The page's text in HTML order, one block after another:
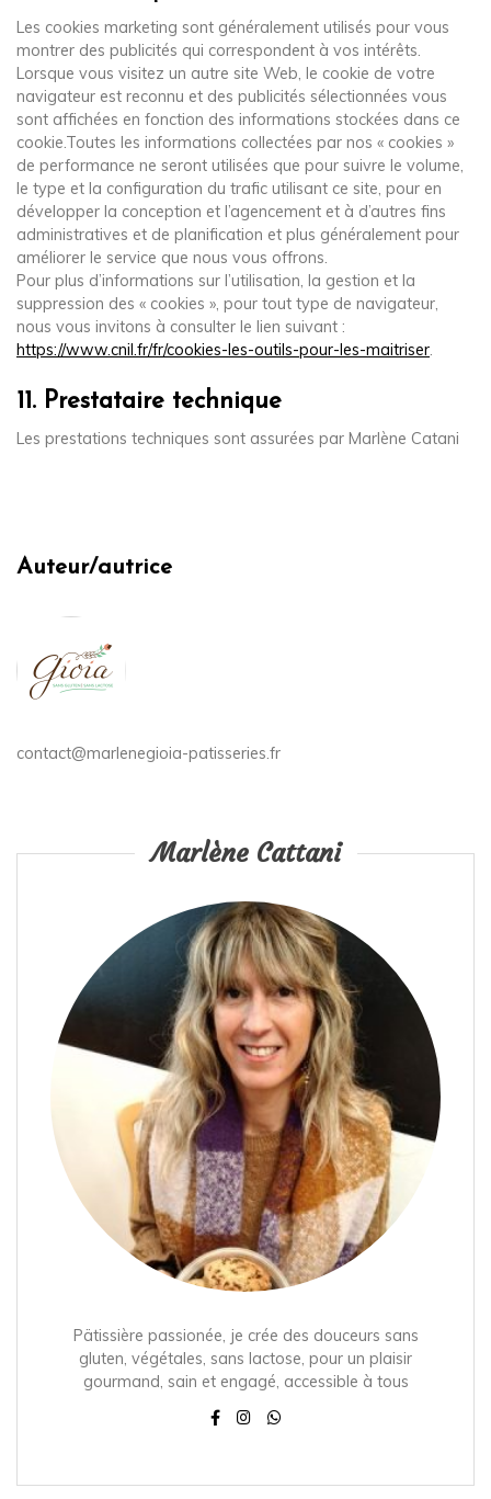
Les cookies marketing sont généralement utilisés pour vous
montrer des publicités qui correspondent à vos intérêts.
Lorsque vous visitez un autre site Web, le cookie de votre
navigateur est reconnu et des publicités sélectionnées vous
sont affichées en fonction des informations stockées dans ce
cookie.Toutes les informations collectées par nos « cookies »
de performance ne seront utilisées que pour suivre le volume,
le type et la configuration du trafic utilisant ce site, pour en
développer la conception et l’agencement et à d’autres fins
administratives et de planification et plus généralement pour
améliorer le service que nous vous offrons.
Pour plus d’informations sur l’utilisation, la gestion et la
suppression des « cookies », pour tout type de navigateur,
nous vous invitons à consulter le lien suivant :
https://www.cnil.fr/fr/cookies-les-outils-pour-les-maitriser.
11. Prestataire technique
Les prestations techniques sont assurées par Marlène Catani
Auteur/autrice
contact@marlenegioia-patisseries.fr
Marlène Cattani
Pätissière passionée, je crée des douceurs sans
gluten, végétales, sans lactose, pour un plaisir
gourmand, sain et engagé, accessible à tous